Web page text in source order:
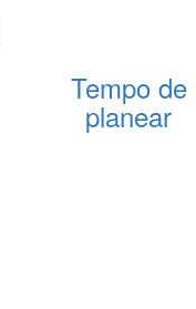
Tempo de
planear